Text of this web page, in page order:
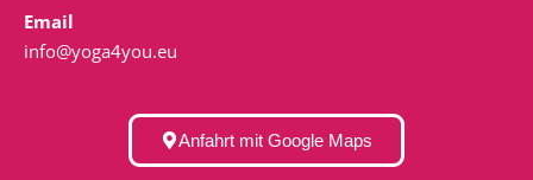
Email
info@yoga4you.eu
Anfahrt mit Google Maps